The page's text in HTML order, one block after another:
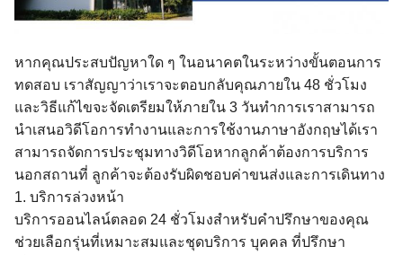
หากคุณประสบปัญหาใด ๆ ในอนาคตในระหว่างขั้นตอนการ
ทดสอบ เราสัญญาว่าเราจะตอบกลับคุณภายใน 48 ชั่วโมง
และวิธีแก้ไขจะจัดเตรียมให้ภายใน 3 วันทำการเราสามารถ
นำเสนอวิดีโอการทำงานและการใช้งานภาษาอังกฤษได้เรา
สามารถจัดการประชุมทางวิดีโอหากลูกค้าต้องการบริการ
นอกสถานที่ ลูกค้าจะต้องรับผิดชอบค่าขนส่งและการเดินทาง
1. บริการล่วงหน้า
บริการออนไลน์ตลอด 24 ชั่วโมงสำหรับคำปรึกษาของคุณ
ช่วยเลือกรุ่นที่เหมาะสมและชุดบริการ บุคคล ที่ปรึกษา